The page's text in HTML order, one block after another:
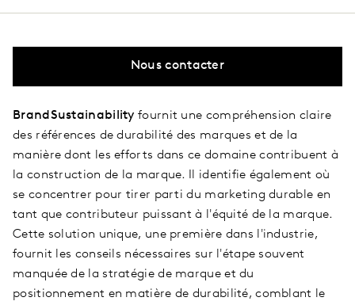
Nous contacter
BrandSustainability fournit une compréhension claire
des références de durabilité des marques et de la
manière dont les efforts dans ce domaine contribuent à
la construction de la marque. Il identifie également où
se concentrer pour tirer parti du marketing durable en
tant que contributeur puissant à l'équité de la marque.
Cette solution unique, une première dans l'industrie,
fournit les conseils nécessaires sur l'étape souvent
manquée de la stratégie de marque et du
positionnement en matière de durabilité, comblant le